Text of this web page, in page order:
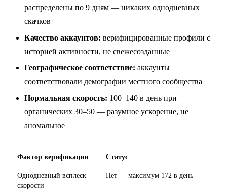
распределены по 9 дням — никаких однодневных
скачков
Качество аккаунтов: верифицированные профили с
историей активности, не свежесозданные
Географическое соответствие: аккаунты
соответствовали демографии местного сообщества
Нормальная скорость: 100–140 в день при
органических 30–50 — разумное ускорение, не
аномальное
Фактор верификации Статус
Однодневный всплеск
скорости
Нет — максимум 172 в день